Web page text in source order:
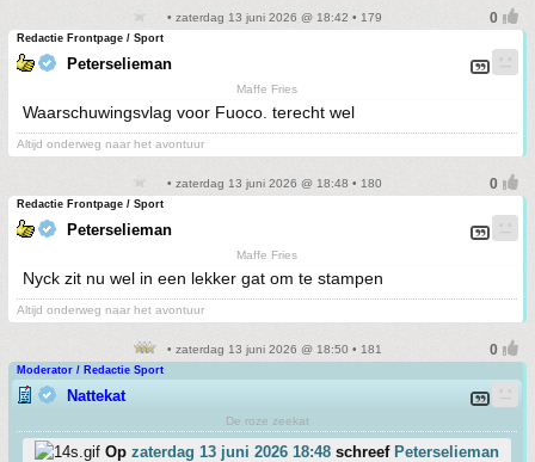
• zaterdag 13 juni 2026 @ 18:42 • 179
Redactie Frontpage / Sport
Peterselieman
Maffe Fries
Waarschuwingsvlag voor Fuoco. terecht wel
Altijd onderweg naar het avontuur
• zaterdag 13 juni 2026 @ 18:48 • 180
Redactie Frontpage / Sport
Peterselieman
Maffe Fries
Nyck zit nu wel in een lekker gat om te stampen
Altijd onderweg naar het avontuur
• zaterdag 13 juni 2026 @ 18:50 • 181
Moderator / Redactie Sport
Nattekat
De roze zeekat
Op zaterdag 13 juni 2026 18:48 schreef Peterselieman